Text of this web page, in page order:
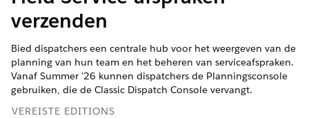
verzenden
Bied dispatchers een centrale hub voor het weergeven van de
planning van hun team en het beheren van serviceafspraken.
Vanaf Summer '26 kunnen dispatchers de Planningsconsole
gebruiken, die de Classic Dispatch Console vervangt.
VEREISTE EDITIONS